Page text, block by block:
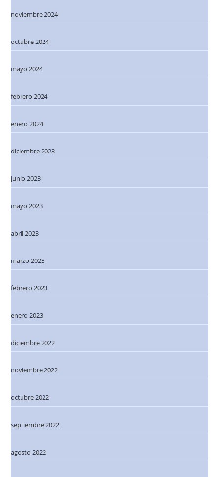
noviembre 2024
octubre 2024
mayo 2024
febrero 2024
enero 2024
diciembre 2023
junio 2023
mayo 2023
abril 2023
marzo 2023
febrero 2023
enero 2023
diciembre 2022
noviembre 2022
octubre 2022
septiembre 2022
agosto 2022